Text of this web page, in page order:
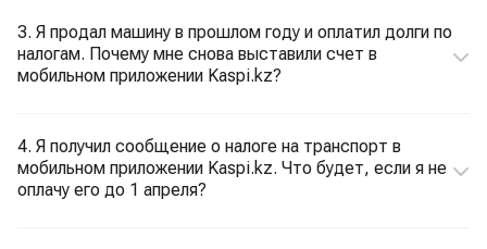
3. Я продал машину в прошлом году и оплатил долги по
налогам. Почему мне снова выставили счет в
мобильном приложении Kaspi.kz?
4. Я получил сообщение о налоге на транспорт в
мобильном приложении Kaspi.kz. Что будет, если я не
оплачу его до 1 апреля?